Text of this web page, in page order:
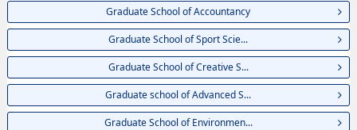
Graduate School of Accountancy
Graduate School of Sport Scie...
Graduate School of Creative S...
Graduate school of Advanced S...
Graduate School of Environmen...